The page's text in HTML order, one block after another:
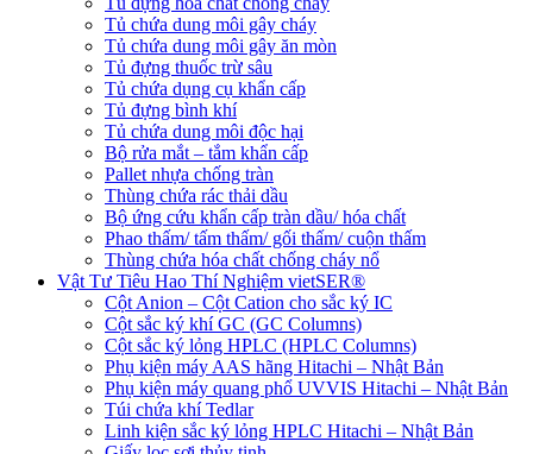
Tủ chứa dung môi gây cháy
Tủ chứa dung môi gây ăn mòn
Tủ đựng thuốc trừ sâu
Tủ chứa dụng cụ khẩn cấp
Tủ đựng bình khí
Tủ chứa dung môi độc hại
Bộ rửa mắt – tắm khẩn cấp
Pallet nhựa chống tràn
Thùng chứa rác thải dầu
Bộ ứng cứu khẩn cấp tràn dầu/ hóa chất
Phao thấm/ tấm thấm/ gối thấm/ cuộn thấm
Thùng chứa hóa chất chống cháy nổ
Vật Tư Tiêu Hao Thí Nghiệm vietSER®
Cột Anion – Cột Cation cho sắc ký IC
Cột sắc ký khí GC (GC Columns)
Cột sắc ký lỏng HPLC (HPLC Columns)
Phụ kiện máy AAS hãng Hitachi – Nhật Bản
Phụ kiện máy quang phổ UVVIS Hitachi – Nhật Bản
Túi chứa khí Tedlar
Linh kiện sắc ký lỏng HPLC Hitachi – Nhật Bản